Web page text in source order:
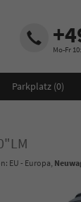
Mo-Fr
Parkplatz (0)
EU - Europa,